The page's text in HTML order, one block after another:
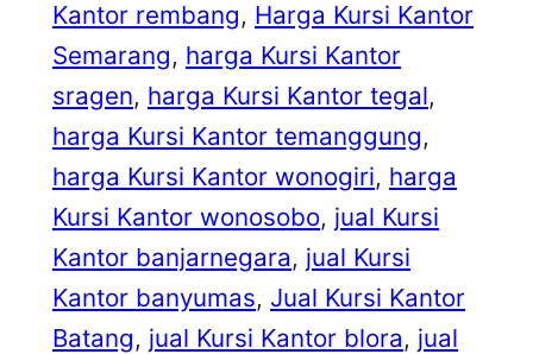
Kantor rembang, Harga Kursi Kantor
Semarang, harga Kursi Kantor
sragen, harga Kursi Kantor tegal
harga Kursi Kantor temanggung
harga Kursi Kantor wonogiri, harga
Kursi Kantor wonosobo, jual Kursi
Kantor banjarnegara, jual Kursi
Kantor banyumas, Jual Kursi Kantor
Batang, jual Kursi Kantor blora, jual